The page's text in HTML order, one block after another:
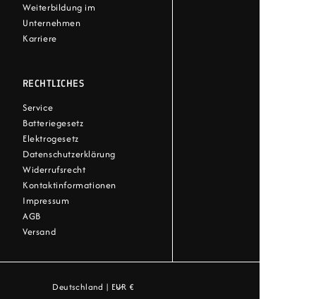
Weiterbildung im
Unternehmen
Karriere
RECHTLICHES
Service
Batteriegesetz
Elektrogesetz
Datenschutzerklärung
Widerrufsrecht
Kontaktinformationen
Impressum
AGB
Versand
Deutschland | EUR €